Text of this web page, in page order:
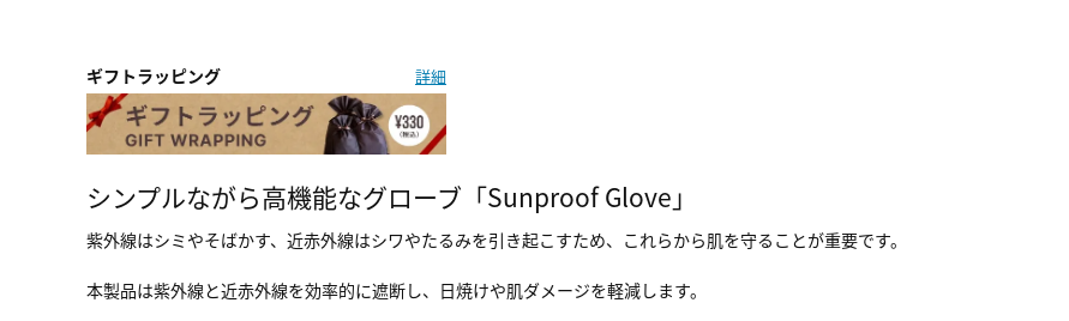
ギフトラッピング 詳細
シンプルながら高機能なグローブ「Sunproof Glove」
紫外線はシミやそばかす、近赤外線はシワやたるみを引き起こすため、これらから肌を守ることが重要です。
本製品は紫外線と近赤外線を効率的に遮断し、日焼けや肌ダメージを軽減します。